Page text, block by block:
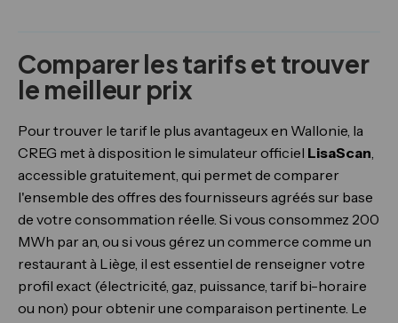
Comparer les tarifs et trouver
le meilleur prix
Pour trouver le tarif le plus avantageux en Wallonie, la
CREG met à disposition le simulateur officiel LisaScan,
accessible gratuitement, qui permet de comparer
l'ensemble des offres des fournisseurs agréés sur base
de votre consommation réelle. Si vous consommez 200
MWh par an, ou si vous gérez un commerce comme un
restaurant à Liège, il est essentiel de renseigner votre
profil exact (électricité, gaz, puissance, tarif bi-horaire
ou non) pour obtenir une comparaison pertinente. Le